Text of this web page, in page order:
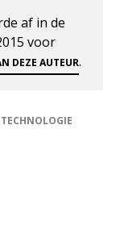
af in de
voor
DEZE AUTEUR.
TECHNOLOGIE